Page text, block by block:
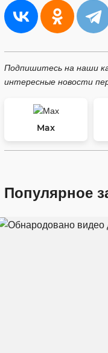
Подпишитесь на наши
интересные новости
Max
Популярное